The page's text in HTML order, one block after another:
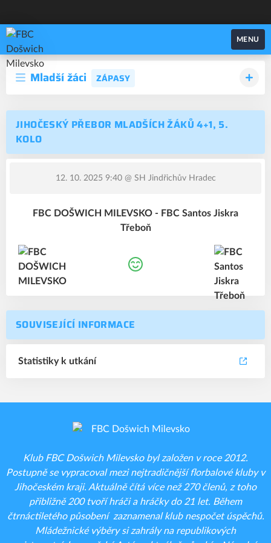
FBC Došwich Milevsko
MENU
Mladší žáci ZÁPASY
JIHOČESKÝ PŘEBOR MLADŠÍCH ŽÁKŮ 4+1, 5.
KOLO
12. 10. 2025 9:40@ SH Jindřichův Hradec
FBC DOŠWICH MILEVSKO - FBC Santos Jiskra
Třeboň
SOUVISEJÍCÍ INFORMACE
Statistiky k utkání
Klub FBC Došwich Milevsko byl založen v roce 2012.
Postupně se vypracoval mezi nejtradičnější florbalové kluby v
Jihočeském kraji. Aktuálně čítá více než 270 členů, z toho
přibližně 200 tvoří hráči a hráčky do 21 let. Během
čtrnáctiletého působení zaznamenal klub nespočet úspěchů.
Mládežnické výběry si zahrály na republikových